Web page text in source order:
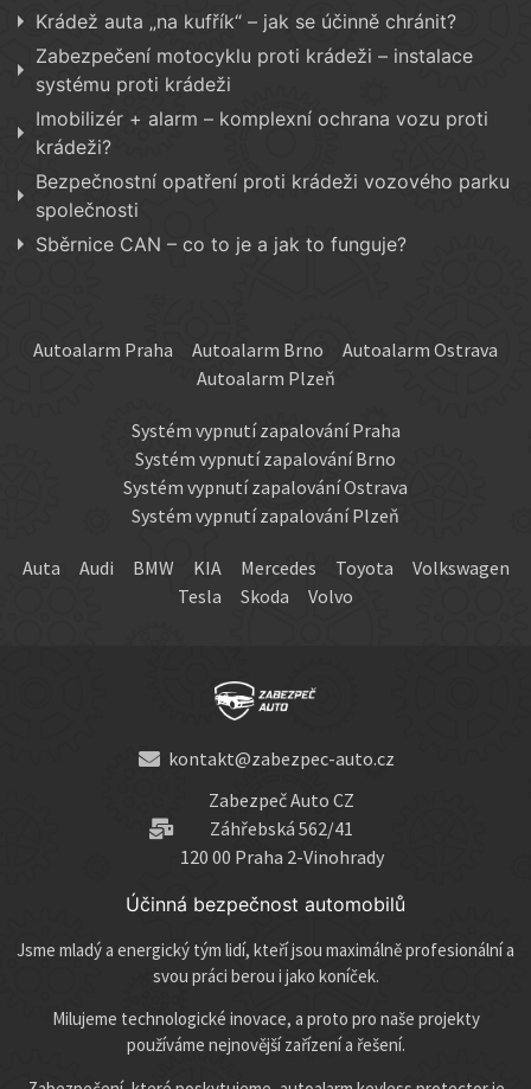
Krádež auta „na kufřík“ – jak se účinně chránit?
Zabezpečení motocyklu proti krádeži – instalace
systému proti krádeži
Imobilizér + alarm – komplexní ochrana vozu proti
krádeži?
Bezpečnostní opatření proti krádeži vozového parku
společnosti
Sběrnice CAN – co to je a jak to funguje?
Autoalarm Praha Autoalarm Brno
Autoalarm Ostrava
Autoalarm Plzeň
Systém vypnutí zapalování Praha
Systém vypnutí zapalování Brno
Systém vypnutí zapalování Ostrava
Systém vypnutí zapalování Plzeň
Auta Audi BMW KIA Mercedes Toyota
Volkswagen
Tesla
Skoda Volvo
kontakt@zabezpec-auto.cz
Zabezpeč Auto CZ
Záhřebská 562/41
120 00 Praha 2-Vinohrady
Účinná bezpečnost automobilů
Jsme mladý a energický tým lidí, kteří jsou maximálně profesionální a
svou práci berou i jako koníček.
Milujeme technologické inovace, a proto pro naše projekty
používáme nejnovější zařízení a řešení.